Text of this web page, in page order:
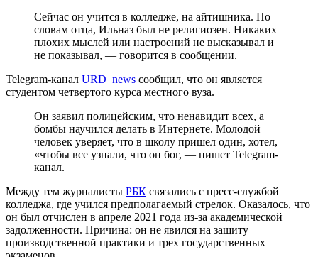
Сейчас он учится в колледже, на айтишника. По
словам отца, Ильназ был не религиозен. Никаких
плохих мыслей или настроений не высказывал и
не показывал, — говорится в сообщении.
Telegram-канал URD_news сообщил, что он является
студентом четвертого курса местного вуза.
Он заявил полицейским, что ненавидит всех, а
бомбы научился делать в Интернете. Молодой
человек уверяет, что в школу пришел один, хотел,
«чтобы все узнали, что он бог, — пишет Telegram-
канал.
Между тем журналисты РБК связались с пресс-службой
колледжа, где учился предполагаемый стрелок. Оказалось, что
он был отчислен в апреле 2021 года из-за академической
задолженности. Причина: он не явился на защиту
производственной практики и трех государственных